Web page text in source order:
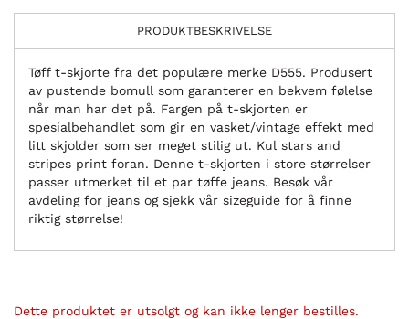
PRODUKTBESKRIVELSE
Tøff t-skjorte fra det populære merke D555. Produsert
av pustende bomull som garanterer en bekvem følelse
når man har det på. Fargen på t-skjorten er
spesialbehandlet som gir en vasket/vintage effekt med
litt skjolder som ser meget stilig ut. Kul stars and
stripes print foran. Denne t-skjorten i store størrelser
passer utmerket til et par tøffe jeans. Besøk vår
avdeling for jeans og sjekk vår sizeguide for å finne
riktig størrelse!
Dette produktet er utsolgt og kan ikke lenger bestilles.